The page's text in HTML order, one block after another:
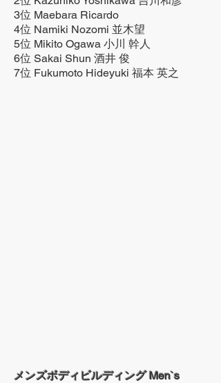
3位 Maebara Ricardo
4位 Namiki Nozomi 並木望
5位 Mikito Ogawa 小川 幹人
6位 Sakai Shun 酒井 俊
7位 Fukumoto Hideyuki 福本 英之
メンズボディビルディング Men`s